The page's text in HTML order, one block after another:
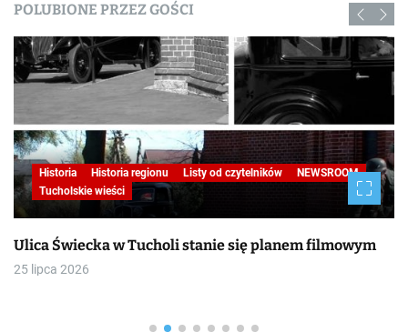
POLUBIONE PRZEZ GOŚCI
Historia Historia regionu Listy od czytelników
NEWSROOM
Tucholskie wieści
Ulica Świecka w Tucholi stanie się planem filmowym
25 lipca 2026